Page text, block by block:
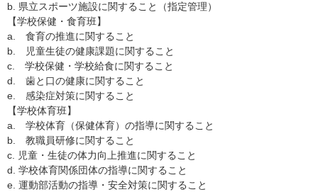
b. 県立スポーツ施設に関すること（指定管理）
【学校保健・食育班】
a. 食育の推進に関すること
b. 児童生徒の健康課題に関すること
c. 学校保健・学校給食に関すること
d. 歯と口の健康に関すること
e. 感染症対策に関すること
【学校体育班】
a. 学校体育（保健体育）の指導に関すること
b. 教職員研修に関すること
c. 児童・生徒の体力向上推進に関すること
d. 学校体育関係団体の指導に関すること
e. 運動部活動の指導・安全対策に関すること